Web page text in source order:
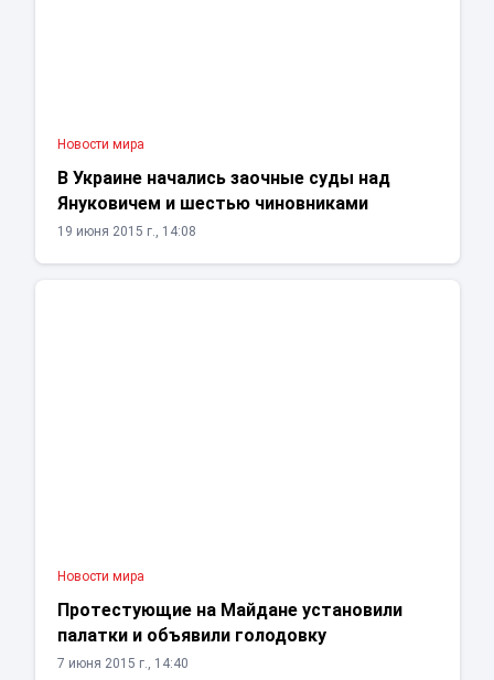
Новости мира
В Украине начались заочные суды над
Януковичем и шестью чиновниками
19 июня 2015 г., 14:08
Новости мира
Протестующие на Майдане установили
палатки и объявили голодовку
7 июня 2015 г., 14:40